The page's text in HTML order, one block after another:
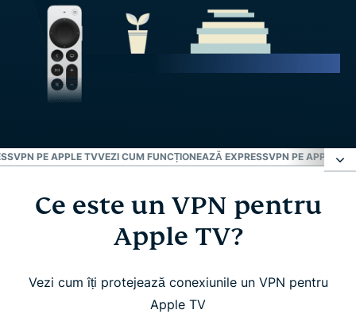
PE APPLE TVVEZI CUM FUNCȚIONEAZĂ EXPRESSVPN PE APPLE TV
Ce este un VPN pentru Apple TV?
De ce să folosești un VPN cu Apple TV?
ExpressVPN pentru Apple TV: Funcții esențiale
Ce este un VPN pentru
Apple TV?
Vezi cum îți protejează conexiunile un VPN pentru
Apple TV